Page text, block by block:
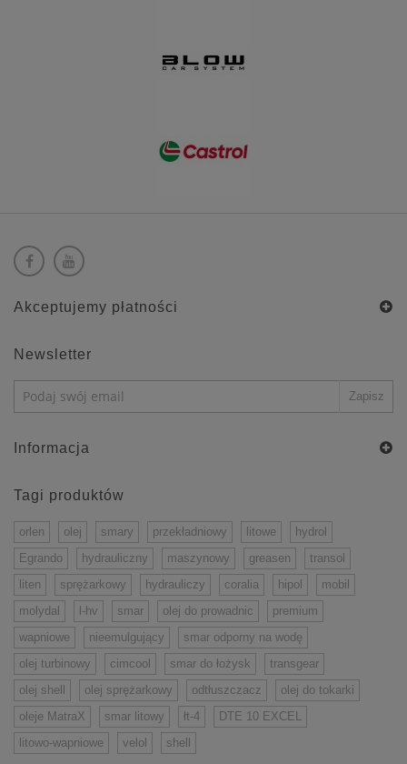
Akceptujemy płatności
Newsletter
Informacja
Tagi produktów
orlen olej smary przekładniowy litowe
hydrol
Egrando
hydrauliczny maszynowy greasen
transol
liten
sprężarkowy hydrauliczy coralia hipol
mobil
molydal
l-hv smar olej do prowadnic
premium
wapniowe
nieemulgujący
smar odporny na wodę
olej turbinowy
cimcool smar do łożysk
transgear
olej shell
olej sprężarkowy odtłuszczacz
olej do tokarki
oleje MatraX
smar litowy łt-4
DTE 10 EXCEL
litowo-wapniowe
velol shell